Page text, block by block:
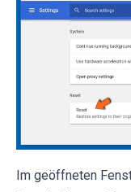
Im geöffneten